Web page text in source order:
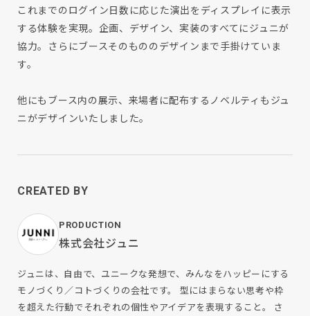
これまでのログイン日数に応じた演出をディスプレイに表示
する体験を実現。企画、デザイン、実装のすべてにジュニが
協力。さらにブースそのもののデザインまで手掛けていま
す。
他にもブース内の展示、来場者に配布するノベルティもジュ
ニがデザインいたしました。
CREATED BY
PRODUCTION
株式会社ジュニ
ジュニは、自由で、ユニークな発想で、みんなをハッピーにする
モノづくり／コトづくりの会社です。 型にはまらない思考や枠
を超えた⾏動でそれぞれの個性やアイデアを表現すること。 さ